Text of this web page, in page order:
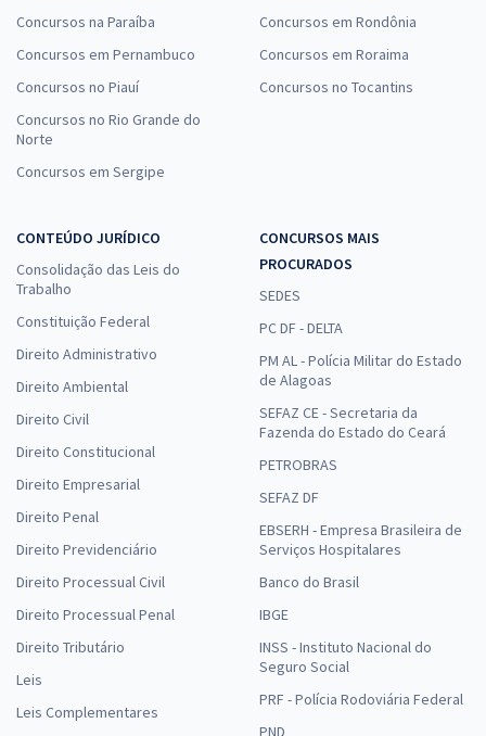
Concursos na Paraíba
Concursos em Pernambuco
Concursos no Piauí
Concursos no Rio Grande do
Norte
Concursos em Sergipe
Concursos em Rondônia
Concursos em Roraima
Concursos no Tocantins
CONTEÚDO JURÍDICO
Consolidação das Leis do
Trabalho
Constituição Federal
Direito Administrativo
Direito Ambiental
Direito Civil
Direito Constitucional
Direito Empresarial
Direito Penal
Direito Previdenciário
Direito Processual Civil
Direito Processual Penal
Direito Tributário
Leis
Leis Complementares
CONCURSOS MAIS
PROCURADOS
SEDES
PC DF - DELTA
PM AL - Polícia Militar do Estado
de Alagoas
SEFAZ CE - Secretaria da
Fazenda do Estado do Ceará
PETROBRAS
SEFAZ DF
EBSERH - Empresa Brasileira de
Serviços Hospitalares
Banco do Brasil
IBGE
INSS - Instituto Nacional do
Seguro Social
PRF - Polícia Rodoviária Federal
PND